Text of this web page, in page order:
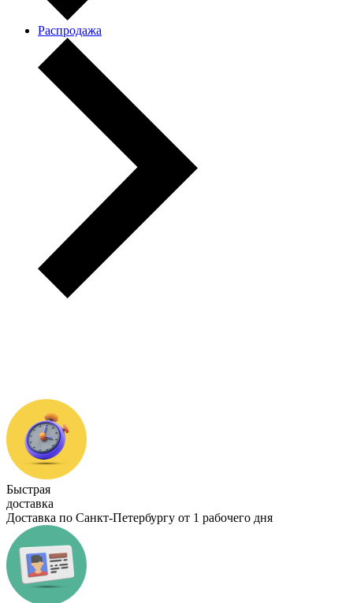
Распродажа
Быстрая
доставка
Доставка по Санкт-Петербургу от 1 рабочего дня